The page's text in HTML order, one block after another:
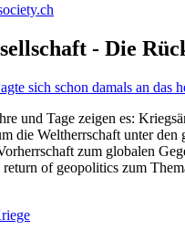
- Die
sich schon damals an das
und Tage zeigen es:
die Weltherrschaft unter
zum globalen
return of geopolitics zum